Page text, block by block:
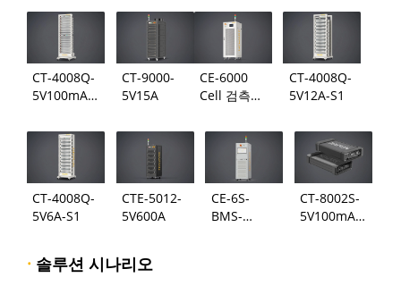
CT-4008Q-
5V100mA-
CT-9000-
5V15A
CE-6000
Cell 검측
CT-4008Q-
5V12A-S1
CT-4008Q-
5V6A-S1
CTE-5012-
5V600A
CE-6S-
BMS-
CT-8002S-
5V100mA-
· 솔루션 시나리오